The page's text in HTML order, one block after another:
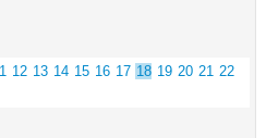
12 13 14 15 16 17 18 19 20 21 22